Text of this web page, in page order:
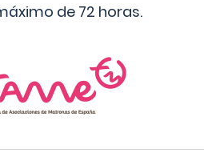
de 72 horas.